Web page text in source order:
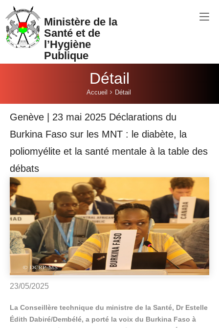
Aller au contenu principal
Ministère de la
Santé et de
l’Hygiène
Publique
Détail
Accueil Détail
Genève | 23 mai 2025 Déclarations du
Burkina Faso sur les MNT : le diabète, la
poliomyélite et la santé mentale à la table des
débats
23/05/2025
La Conseillère technique du ministre de la Santé, Dr Estelle
Édith Dabiré/Dembélé, a porté la voix du Burkina Faso à